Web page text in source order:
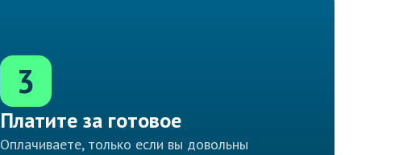
3
Платите за готовое
Оплачиваете, только если вы довольны